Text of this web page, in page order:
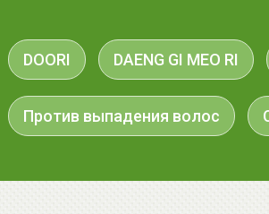
DOORI DAENG GI MEO RI
Против выпадения волос